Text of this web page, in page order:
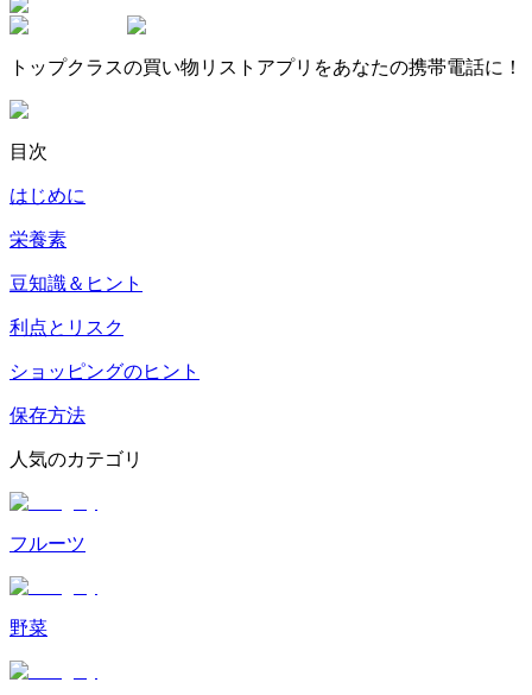
トップクラスの買い物リストアプリをあなたの携帯電話に！
目次
はじめに
栄養素
豆知識＆ヒント
利点とリスク
ショッピングのヒント
保存方法
人気のカテゴリ
フルーツ
野菜